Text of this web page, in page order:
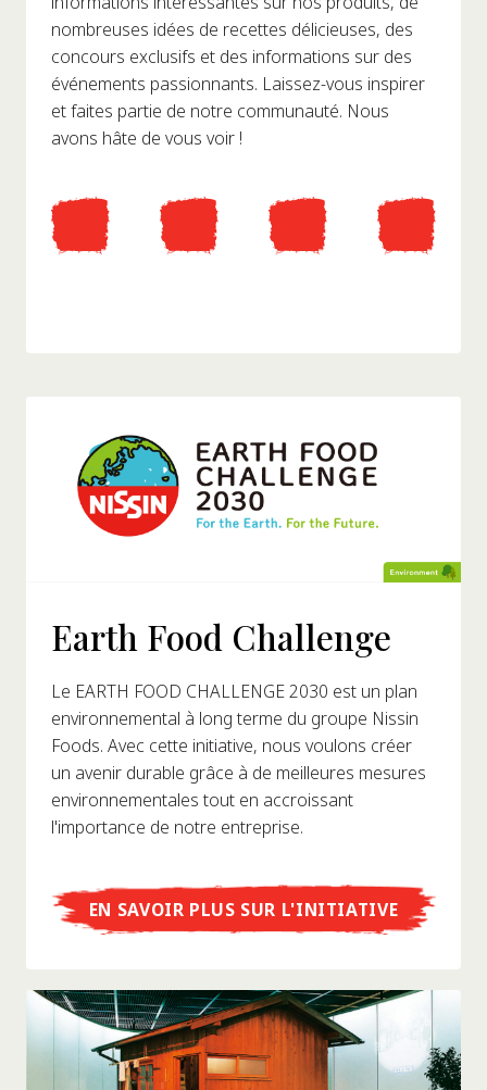
nombreuses idées de recettes délicieuses, des
concours exclusifs et des informations sur des
événements passionnants. Laissez-vous inspirer
et faites partie de notre communauté. Nous
avons hâte de vous voir !
Earth Food Challenge
Le EARTH FOOD CHALLENGE 2030 est un plan
environnemental à long terme du groupe Nissin
Foods. Avec cette initiative, nous voulons créer
un avenir durable grâce à de meilleures mesures
environnementales tout en accroissant
l'importance de notre entreprise.
EN SAVOIR PLUS SUR L'INITIATIVE